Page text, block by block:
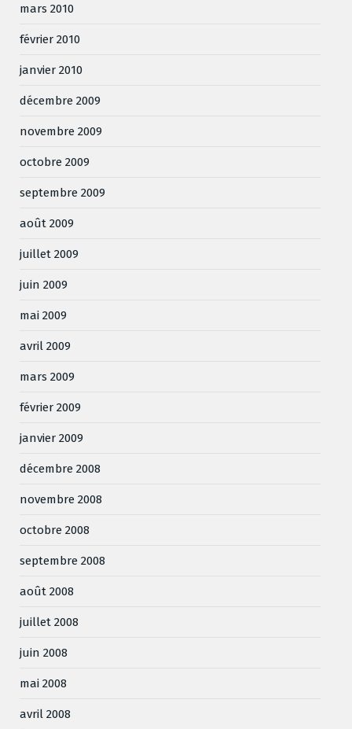
mars 2010
février 2010
janvier 2010
décembre 2009
novembre 2009
octobre 2009
septembre 2009
août 2009
juillet 2009
juin 2009
mai 2009
avril 2009
mars 2009
février 2009
janvier 2009
décembre 2008
novembre 2008
octobre 2008
septembre 2008
août 2008
juillet 2008
juin 2008
mai 2008
avril 2008